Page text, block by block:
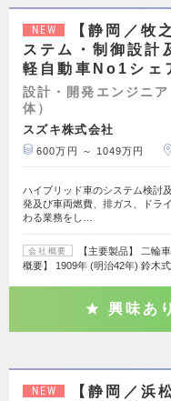
NEW
【静岡／牧
ステム・制御設計
軽自動車No1シェ
設計・開発エンジニ
体）
スズキ株式会社
600万円 ～ 1049万円
ハイブリッド車のシステム検討
発及び車両燃費、排ガス、ドラ
わる業務をし…
会社概要
【主要製品】 二輪
概要】 1909年 (明治42年) 鈴木
興味あり
NEW
【静岡／浜